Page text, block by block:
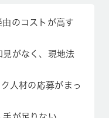
のコストが高す
がなく、現地法
人材の応募がまっ